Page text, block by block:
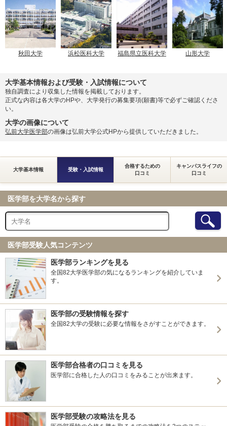
2月21日
獨協医科大学 栃木県地域枠
東京慈恵会医科大学 一般
東邦大学 統一入試
関西医科大学 大学入学共通テスト利用(前期)
関西医科大学 大学入学共通テスト・一般選抜併用
2月22日
獨協医科大学 新潟県地域枠
獨協医科大学 前期
東京慈恵会医科大学 一般
旭川医科大学 前期
旭川医科大学 私費外国人留学生選抜
札幌医科大学 前期
北海道大学 前期
弘前大学 総合型選抜Ⅱ
弘前大学 私費外国人留学生入試
東北大学 前期
秋田大学 前期
秋田大学 私費外国人留学生入試
山形大学 前期
福島県立医科大学 私費外国人留学生選抜
筑波大学 前期（一般）
千葉大学 前期
千葉大学 私費外国人留学生選抜
東京科学大学(旧東京医科歯科大学) 私費外国人留学生特別
選抜
秋田大学 浜松医科大学 福島県立医科大学 山形大学
大学基本情報および受験・入試情報について
独自調査により収集した情報を掲載しております。
正式な内容は各大学のHPや、大学発行の募集要項(願書)等で必ずご確認くださ
い。
大学の画像について
弘前大学医学部の画像は弘前大学公式HPから提供していただきました。
大学基本情報 受験・入試情報
合格するための
口コミ
キャンパスライフの
口コミ
医学部を大学名から探す
医学部受験人気コンテンツ
医学部ランキングを見る
全国82大学医学部の気になるランキングを紹介していま
す。
医学部の受験情報を探す
全国82大学の受験に必要な情報をさがすことができます。
医学部合格者の口コミを見る
医学部に合格した人の口コミをみることが出来ます。
医学部受験の攻略法を見る